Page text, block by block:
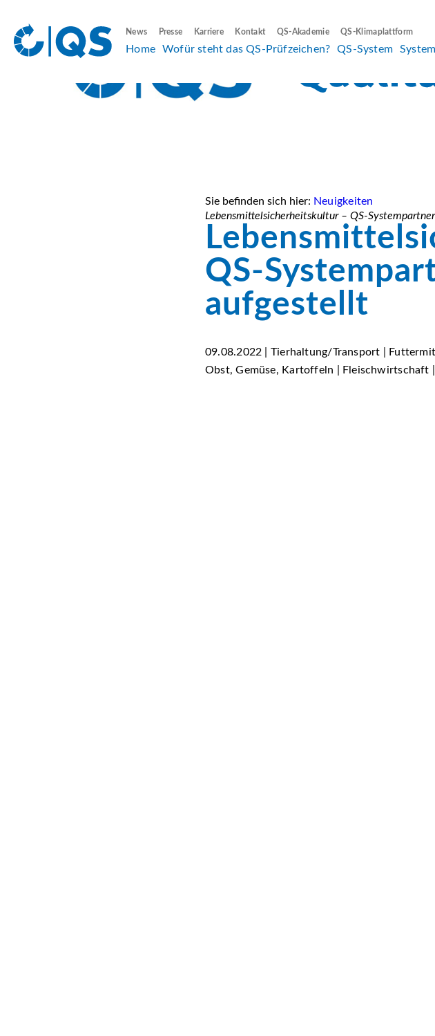
News Presse Karriere Kontakt QS-Akademie QS-Klimaplattform
Home Wofür steht das QS-Prüfzeichen? QS-System
Sie befinden sich hier: Neuigkeiten
Lebensmittelsicherheitskultur – QS-
QS-
aufgestellt
09.08.2022 | Tierhaltung/Transport |
Obst, Gemüse, Kartoffeln | Fleischwirtschaft |